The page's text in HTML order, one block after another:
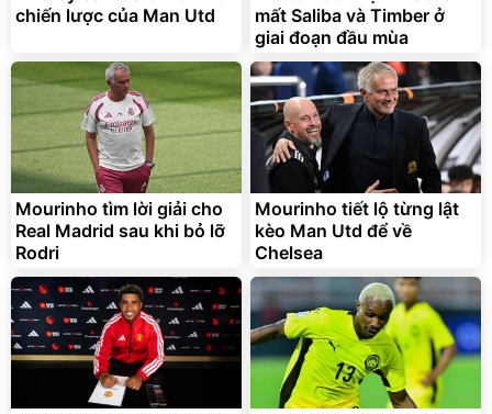
chiến lược của Man Utd
mất Saliba và Timber ở
giai đoạn đầu mùa
Mourinho tìm lời giải cho
Real Madrid sau khi bỏ lỡ
Rodri
Mourinho tiết lộ từng lật
kèo Man Utd để về
Chelsea